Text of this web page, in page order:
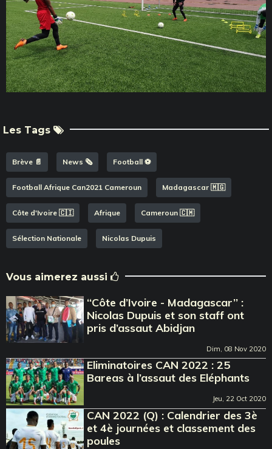
Les Tags
Brève 📄 News 🗞️ Football ⚽️
Football Afrique Can2021 Cameroun Madagascar 🇲🇬
Côte d'Ivoire 🇨🇮 Afrique Cameroun 🇨🇲
Sélection Nationale Nicolas Dupuis
Vous aimerez aussi
‘‘Côte d’Ivoire - Madagascar’’ :
Nicolas Dupuis et son staff ont
pris d’assaut Abidjan
Dim, 08 Nov 2020
Eliminatoires CAN 2022 : 25
Bareas à l’assaut des Eléphants
Jeu, 22 Oct 2020
CAN 2022 (Q) : Calendrier des 3è
et 4è journées et classement des
poules